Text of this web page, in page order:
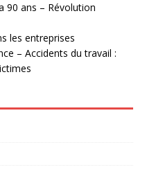
90 ans – Révolution
les entreprises
– Accidents du travail :